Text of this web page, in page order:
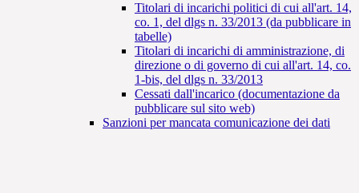
Titolari di incarichi politici di cui all'art. 14,
co. 1, del dlgs n. 33/2013 (da pubblicare in
tabelle)
Titolari di incarichi di amministrazione, di
direzione o di governo di cui all'art. 14, co.
1-bis, del dlgs n. 33/2013
Cessati dall'incarico (documentazione da
pubblicare sul sito web)
Sanzioni per mancata comunicazione dei dati